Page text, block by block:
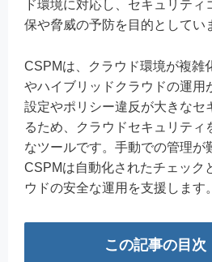
ド環境に対応し、セキュリティ
保や脅威の予防を目的としてい
CSPMは、クラウド環境が複雑
やハイブリッドクラウドの運用
設定やポリシー違反が大きなセ
るため、クラウドセキュリティ
なツールです。手動での管理が
CSPMは自動化されたチェック
ウドの安全な運用を支援します。
この記事の目次